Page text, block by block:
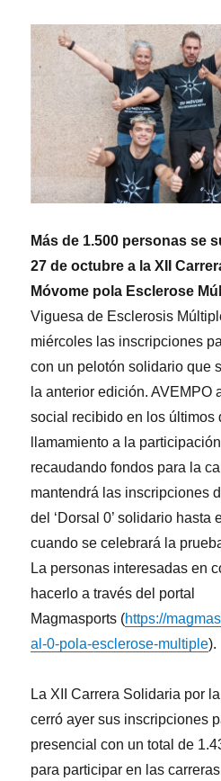
Más de 1.500 personas se
27 de octubre a la XII
Móvome pola Esclerose
Viguesa de Esclerosis
miércoles las inscripciones
con un pelotón solidario que
la anterior edición. AVEMPO
social recibido en los últimos
llamamiento a la
recaudando fondos para la
mantendrá las inscripciones
del ‘Dorsal 0’ solidario hasta
cuando se celebrará la
La personas interesadas en
hacerlo a través del portal
Magmasports (https://
al-0-pola-esclerose-multiple).
La XII Carrera Solidaria por
cerró ayer sus inscripciones
presencial con un total de
para participar en las